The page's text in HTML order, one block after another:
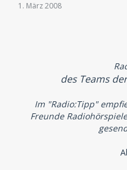
1. März 2008
des Teams
Im "Radio:Tipp"
Freunde